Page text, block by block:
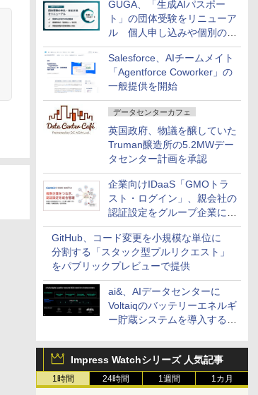
GUGA、「生成AIパスポー
ト」の団体受験をリニューア
ル 個人申し込みや個別の支
払いなどに対応
Salesforce、AIチームメイト
「Agentforce Coworker」の
一般提供を開始
データセンターカフェ
英国政府、物議を醸していた
Truman醸造所の5.2MWデー
タセンター計画を承認
企業向けIDaaS「GMOトラ
スト・ログイン」、親会社の
認証設定をグループ企業に展
開できる新機能を提供
GitHub、コード変更を小規模な単位に
分割する「スタック型プルリクエスト」
をパブリックプレビューで提供
ai&、AIデータセンターに
Voltaiqのバッテリーエネルギ
ー貯蔵システムを導入する計
Impress Watchシリーズ 人気記事
1時間 24時間 1週間 1カ月